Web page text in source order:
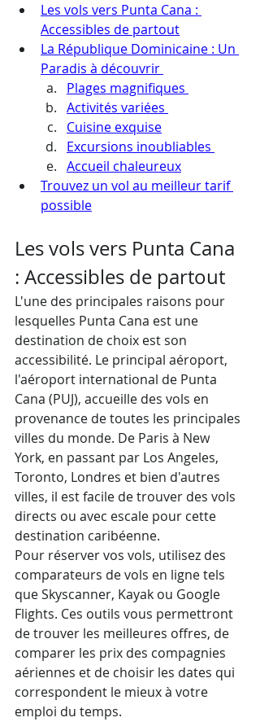
Les vols vers Punta Cana :
Accessibles de partout
La République Dominicaine : Un
Paradis à découvrir
Plages magnifiques
Activités variées
Cuisine exquise
Excursions inoubliables
Accueil chaleureux
Trouvez un vol au meilleur tarif
possible
Les vols vers Punta Cana
: Accessibles de partout
L'une des principales raisons pour
lesquelles Punta Cana est une
destination de choix est son
accessibilité. Le principal aéroport,
l'aéroport international de Punta
Cana (PUJ), accueille des vols en
provenance de toutes les principales
villes du monde. De Paris à New
York, en passant par Los Angeles,
Toronto, Londres et bien d'autres
villes, il est facile de trouver des vols
directs ou avec escale pour cette
destination caribéenne.
Pour réserver vos vols, utilisez des
comparateurs de vols en ligne tels
que Skyscanner, Kayak ou Google
Flights. Ces outils vous permettront
de trouver les meilleures offres, de
comparer les prix des compagnies
aériennes et de choisir les dates qui
correspondent le mieux à votre
emploi du temps.